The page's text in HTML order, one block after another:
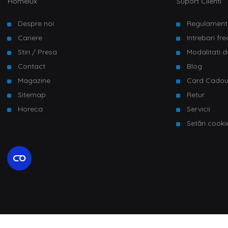
Despre noi
Cariere
Stiri / Presa
Contact
Magazine
Sitemap
Horeca
Intrebari
Modalitati
Blog
Card Cadou
Retur
Servicii
Setări